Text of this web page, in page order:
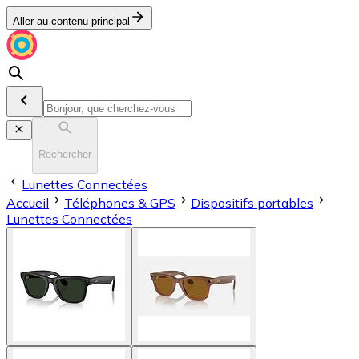
Aller au contenu principal
Rechercher
Lunettes Connectées
Accueil
Téléphones & GPS
Dispositifs portables
Lunettes Connectées